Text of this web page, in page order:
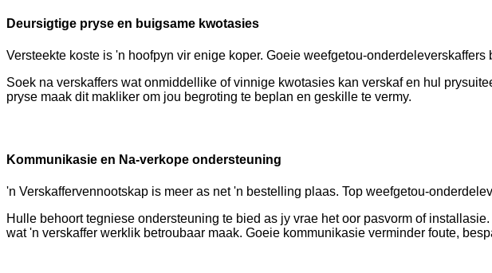
Deursigtige pryse en buigsame kwotasies
Versteekte koste is 'n hoofpyn vir enige koper. Goeie weefgetou-
Soek na verskaffers wat onmiddellike of vinnige kwotasies kan verskaf en hul
pryse maak dit makliker om jou begroting te beplan en geskille te vermy.
Kommunikasie en Na-verkope ondersteuning
'n Verskaffervennootskap is meer as net 'n bestelling plaas. Top weefgetou-
Hulle behoort tegniese ondersteuning te bied as jy vrae het oor pasvorm of
wat 'n verskaffer werklik betroubaar maak. Goeie kommunikasie verminder foute,